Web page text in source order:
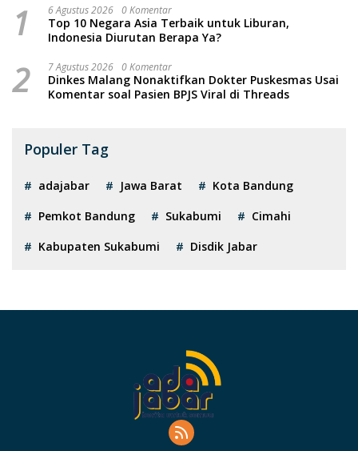
1 6 Agustus 2026 0 Komentar
Top 10 Negara Asia Terbaik untuk Liburan,
Indonesia Diurutan Berapa Ya?
2 7 Agustus 2026 0 Komentar
Dinkes Malang Nonaktifkan Dokter Puskesmas Usai
Komentar soal Pasien BPJS Viral di Threads
Populer Tag
adajabar Jawa Barat
Kota Bandung
Pemkot Bandung
Sukabumi
Cimahi
Kabupaten Sukabumi
Disdik Jabar